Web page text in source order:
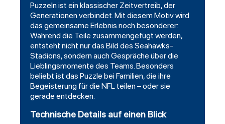
Puzzeln ist ein klassischer Zeitvertreib, der
Generationen verbindet. Mit diesem Motiv wird
das gemeinsame Erlebnis noch besonderer:
Während die Teile zusammengefügt werden,
entsteht nicht nur das Bild des Seahawks-
Stadions, sondern auch Gespräche über die
Lieblingsmomente des Teams. Besonders
beliebt ist das Puzzle bei Familien, die ihre
Begeisterung für die NFL teilen – oder sie
gerade entdecken.
Technische Details auf einen Blick